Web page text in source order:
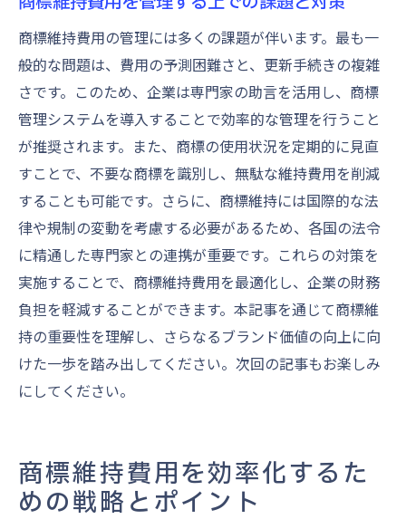
商標維持費用の管理には多くの課題が伴います。最も一
般的な問題は、費用の予測困難さと、更新手続きの複雑
さです。このため、企業は専門家の助言を活用し、商標
管理システムを導入することで効率的な管理を行うこと
が推奨されます。また、商標の使用状況を定期的に見直
すことで、不要な商標を識別し、無駄な維持費用を削減
することも可能です。さらに、商標維持には国際的な法
律や規制の変動を考慮する必要があるため、各国の法令
に精通した専門家との連携が重要です。これらの対策を
実施することで、商標維持費用を最適化し、企業の財務
負担を軽減することができます。本記事を通じて商標維
持の重要性を理解し、さらなるブランド価値の向上に向
けた一歩を踏み出してください。次回の記事もお楽しみ
にしてください。
商標維持費用を効率化するた
めの戦略とポイント